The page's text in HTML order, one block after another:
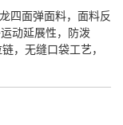
四面弹面料，面料反
动延展性，防泼
，无缝口袋工艺，